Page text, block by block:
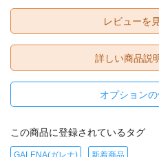
レビューを
詳しい商品説
オプション
この商品に登録されているタグ
GALENA(ガレナ) 新着商品